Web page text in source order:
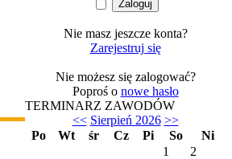
Nie masz jeszcze konta?
Zarejestruj się
Nie możesz się zalogować?
Poproś o nowe hasło
TERMINARZ ZAWODÓW
<< Sierpień 2026 >>
Po
Wt śr Cz Pi So
Ni
1
2